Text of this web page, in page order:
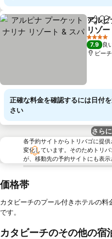
シェア
アル
リゾ
4 ホテル
7.9 良
ビー
正確な料金を確認するには日付
さい
さら
各予約サイトからトリバゴに提
変化しています。そのためトリ
が、移動先の予約サイトにも表示
価格帯
カタビーチのプール付きホテルの料
です。
カタビーチのその他の宿